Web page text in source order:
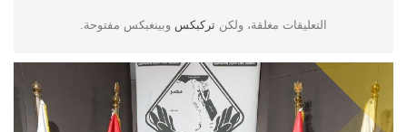
التعليقات مغلقة، ولكن تركبكس وبينغبكس مفتوحة.